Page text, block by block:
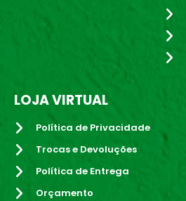
LOJA VIRTUAL
Política de Privacidade
Trocas e Devoluções
Política de Entrega
Orçamento